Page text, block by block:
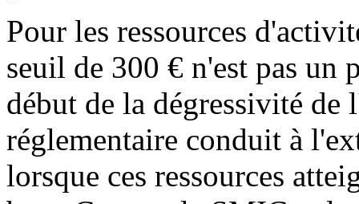
Pour les ressources
seuil de 300 € n'est pas
début de la dégressivité
réglementaire conduit à
lorsque ces ressources